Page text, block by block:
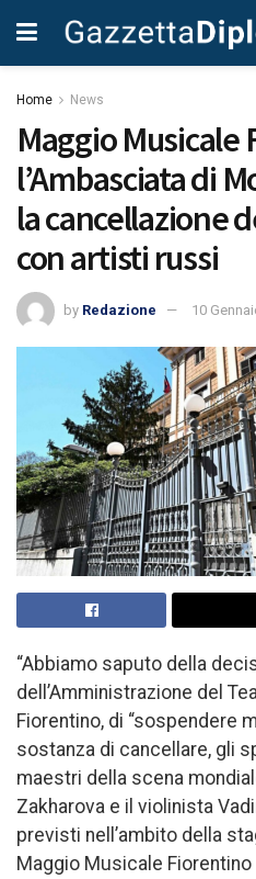
Home News
Maggio
l’Ambasciata di
la cancellazione
con artisti russi
by Redazione 10
“Abbiamo saputo della
dell’Amministrazione del
Fiorentino, di “sospendere
sostanza di cancellare, gli
maestri della scena
Zakharova e il violinista
previsti nell’ambito della
Maggio Musicale